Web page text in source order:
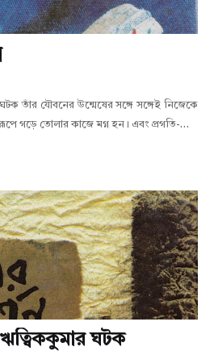
তাঁর যৌবনের উন্মেষের সঙ্গে সঙ্গেই নিজেকে
গড়ে তোলার কাজে মগ্ন হন। এবং প্রগতি-…
ঘটক